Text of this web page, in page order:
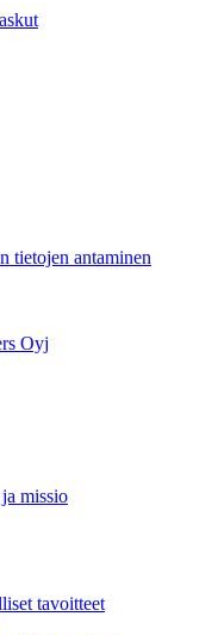
tietojen antaminen
Oyj
missio
tavoitteet